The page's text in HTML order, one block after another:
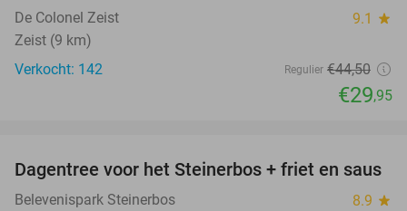
De Colonel Zeist 9.1 star
Zeist (9 km)
Verkocht: 142
Regulier €44,50
€29,95
37%
Dagentree voor het Steinerbos + friet en saus
Belevenispark Steinerbos 8.9 star